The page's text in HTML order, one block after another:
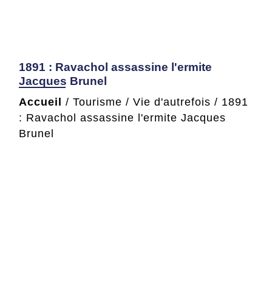
1891 : Ravachol assassine l'ermite
Jacques Brunel
Accueil / Tourisme / Vie d'autrefois / 1891
: Ravachol assassine l'ermite Jacques
Brunel